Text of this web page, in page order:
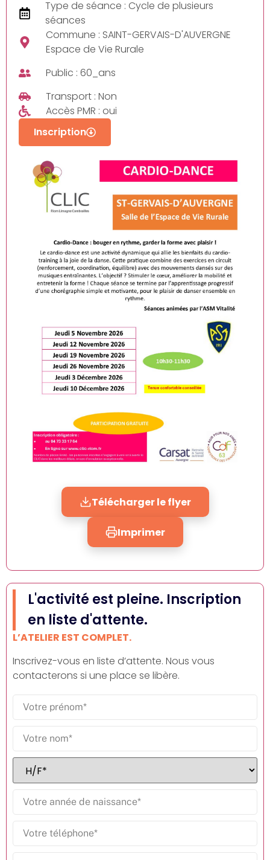
Type de séance : Cycle de plusieurs
séances
Commune : SAINT-GERVAIS-D'AUVERGNE
Espace de Vie Rurale
Public : 60_ans
Transport : Non
Accès PMR : oui
Inscription
Télécharger le flyer
Imprimer
L'activité est pleine. Inscription
en liste d'attente.
L’ATELIER EST COMPLET.
Inscrivez-vous en liste d’attente. Nous vous
contacterons si une place se libère.